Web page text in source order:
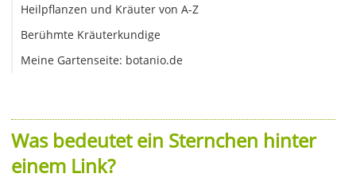
Heilpflanzen und Kräuter von A-Z
Berühmte Kräuterkundige
Meine Gartenseite: botanio.de
Was bedeutet ein Sternchen hinter
einem Link?